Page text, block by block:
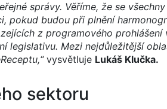
správy. Věříme, že se
pokud budou při plnění
z programového
legislativu. Mezi nejdůležitější
vysvětluje Lukáš Klučka.
sektoru